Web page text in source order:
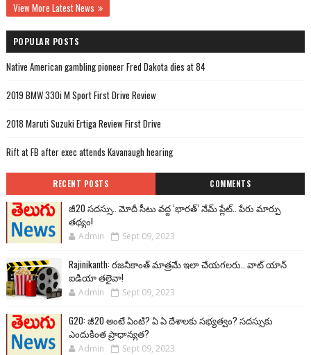
View More Latest News
POPULAR POSTS
Native American gambling pioneer Fred Dakota dies at 84
2019 BMW 330i M Sport First Drive Review
2018 Maruti Suzuki Ertiga Review First Drive
Rift at FB after exec attends Kavanaugh hearing
RECENT POSTS COMMENTS
జీ20 సదస్సు.. మోదీ సీటు వద్ద ‘భారత్’ నేమ్ ప్లేట్‌.. పేరు మార్పు
తథ్యం!
Admin Sept 09, 2023
Rajinikanth: రజనీకాంత్ మాత్రమే ఇలా చేయగలరు.. వాట్ యాన్
ఐడియా తలైవా!
Admin Sept 09, 2023
G20: జీ20 అంటే ఏంటి? ఏ ఏ దేశాలకు సభ్యత్వం? సదస్సుకు
ఎందుకింత ప్రాధాన్యత?
Admin Sept 09, 2023